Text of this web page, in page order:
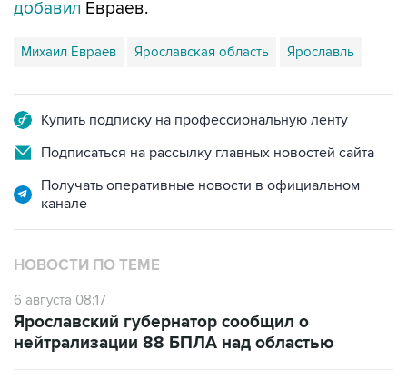
добавил Евраев.
Михаил Евраев Ярославская область Ярославль
Купить подписку на профессиональную ленту
Подписаться на рассылку главных новостей сайта
Получать оперативные новости в официальном
канале
НОВОСТИ ПО ТЕМЕ
6 августа 08:17
Ярославский губернатор сообщил о
нейтрализации 88 БПЛА над областью